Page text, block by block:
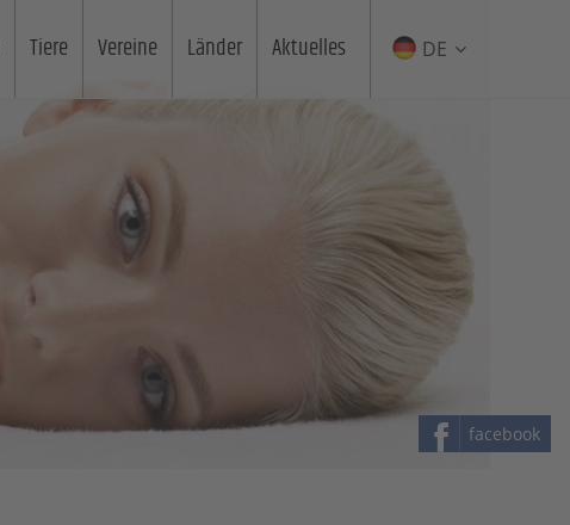
Tiere Vereine Länder Aktuelles DE
facebook